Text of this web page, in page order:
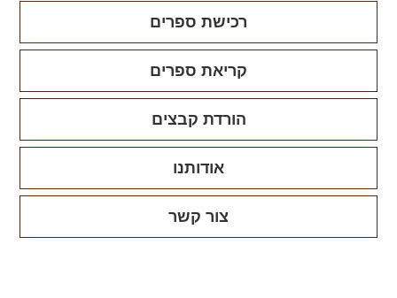
רכישת ספרים
קריאת ספרים
הורדת קבצים
אודותנו
צור קשר